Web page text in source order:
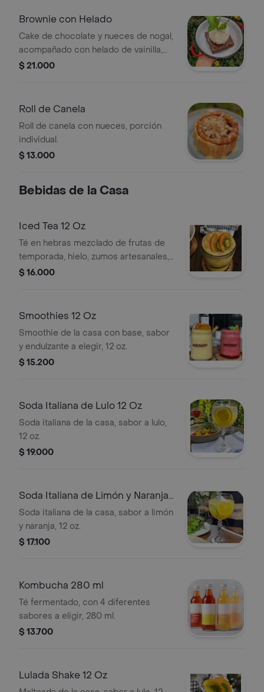
Brownie con Helado
Cake de chocolate y nueces de nogal,
acompañado con helado de vainilla,
porción individual.
$ 21.000
Roll de Canela
Roll de canela con nueces, porción
individual.
$ 13.000
Bebidas de la Casa
Iced Tea 12 Oz
Té en hebras mezclado de frutas de
temporada, hielo, zumos artesanales,
combinación y endulzante a elegir, 12
$ 16.000
Smoothies 12 Oz
Smoothie de la casa con base, sabor
y endulzante a elegir, 12 oz.
$ 15.200
Soda Italiana de Lulo 12 Oz
Soda italiana de la casa, sabor a lulo,
12 oz.
$ 19.000
Soda Italiana de Limón y Naranja
12 Oz
Soda italiana de la casa, sabor a limón
y naranja, 12 oz.
$ 17.100
Kombucha 280 ml
Té fermentado, con 4 diferentes
sabores a eligir, 280 ml.
$ 13.700
Lulada Shake 12 Oz